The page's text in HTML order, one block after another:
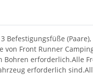
Befestigungsfüße
von Front Runner
Bohren erforderlich.Alle
erforderlich